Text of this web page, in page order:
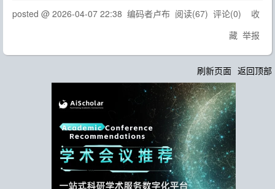
posted @ 2026-04-07 22:38 编码者卢布 阅读(67) 评论(0) 收
藏 举报
刷新页面 返回顶部